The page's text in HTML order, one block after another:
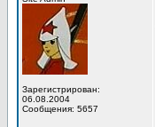
Зарегистрирован:
06.08.2004
Сообщения: 5657